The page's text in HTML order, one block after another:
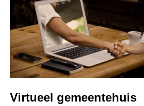
Virtueel gemeentehuis